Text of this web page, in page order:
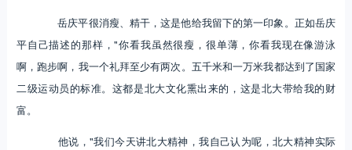
岳庆平很消瘦、精干，这是他给我留下的第一印象。正如岳庆
平自己描述的那样，"你看我虽然很瘦，很单薄，你看我现在像游泳
啊，跑步啊，我一个礼拜至少有两次。五千米和一万米我都达到了国家
二级运动员的标准。这都是北大文化熏出来的，这是北大带给我的财
富。
他说，"我们今天讲北大精神，我自己认为呢，北大精神实际